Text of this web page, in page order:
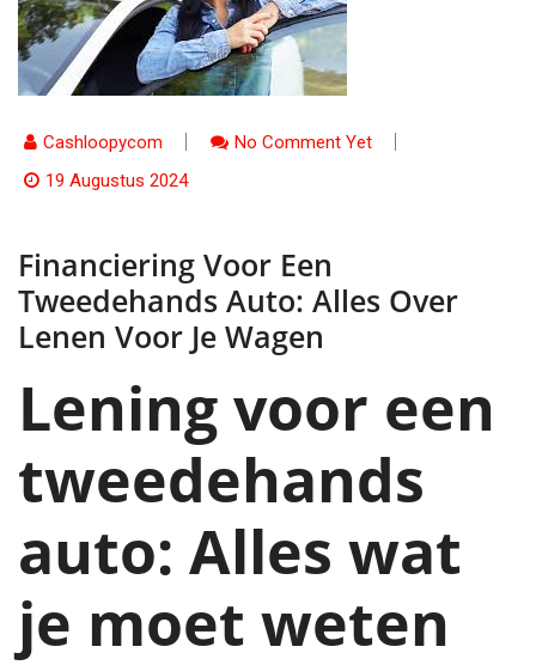
Cashloopycom
No Comment Yet
19 Augustus 2024
Financiering Voor Een
Tweedehands Auto: Alles Over
Lenen Voor Je Wagen
Lening voor een
tweedehands
auto: Alles wat
je moet weten